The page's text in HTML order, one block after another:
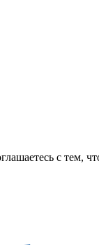
с тем,